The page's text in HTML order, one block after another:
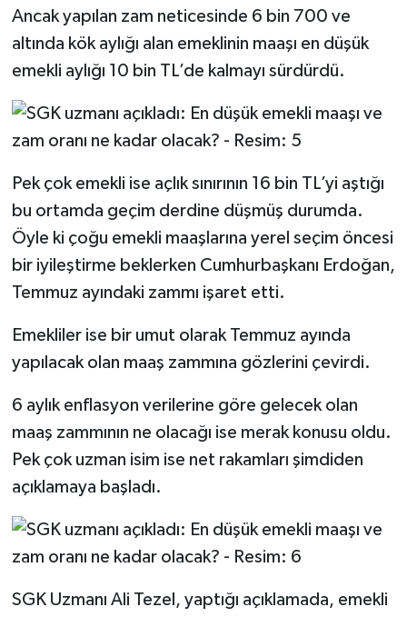
Ancak yapılan zam neticesinde 6 bin 700 ve
altında kök aylığı alan emeklinin maaşı en düşük
emekli aylığı 10 bin TL’de kalmayı sürdürdü.
Pek çok emekli ise açlık sınırının 16 bin TL’yi aştığı
bu ortamda geçim derdine düşmüş durumda.
Öyle ki çoğu emekli maaşlarına yerel seçim öncesi
bir iyileştirme beklerken Cumhurbaşkanı Erdoğan,
Temmuz ayındaki zammı işaret etti.
Emekliler ise bir umut olarak Temmuz ayında
yapılacak olan maaş zammına gözlerini çevirdi.
6 aylık enflasyon verilerine göre gelecek olan
maaş zammının ne olacağı ise merak konusu oldu.
Pek çok uzman isim ise net rakamları şimdiden
açıklamaya başladı.
SGK Uzmanı Ali Tezel, yaptığı açıklamada, emekli
OTOMOTİV
TEKNOLOJİ
KÜLTÜR SANAT